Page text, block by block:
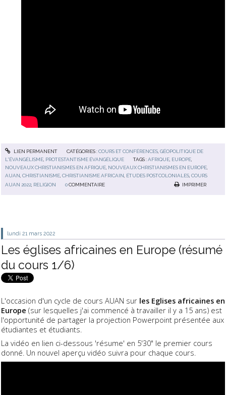
LIEN PERMANENT CATÉGORIES :COURS ET CONFÉRENCES, GÉOPOLITIQUE DE
L'ÉVANGÉLISME PROTESTANTISME ÉVANGÉLIQUE TAGS :AFRIQUE EUROPE
NOUVEAUX CHRISTIANISMES EN AFRIQUE NOUVEAUX CHRISTIANISMES EN EUROPE
AUAN ,CHRISTIANISME ,CHRISTIANISME AFRICAIN ÉTUDES POSTCOLONIALES ,COURS
AUAN 2022, RELIGION 0 COMMENTAIRE IMPRIMER
lundi 21 mars 2022
Les églises africaines en Europe (résumé
du cours 1/6)
L'occasion d'un cycle de cours AUAN sur les Eglises africaines en
Europe (sur lesquelles j'ai commencé à travailler il y a 15 ans) est
l'opportunité de partager la projection Powerpoint présentée aux
étudiantes et étudiants.
La vidéo en lien ci-dessous 'résume' en 5'30" le premier cours
donné. Un nouvel aperçu vidéo suivra pour chaque cours.